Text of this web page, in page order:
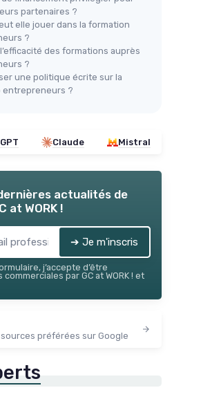
partenaires ?
elle jouer dans la formation
?
des formations auprès
?
une politique écrite sur la
entrepreneurs ?
Claude Mistral
actualités de
at WORK !
➔ Je m'inscris
j’accepte d’être
par GC at WORK ! et
préférées sur Google